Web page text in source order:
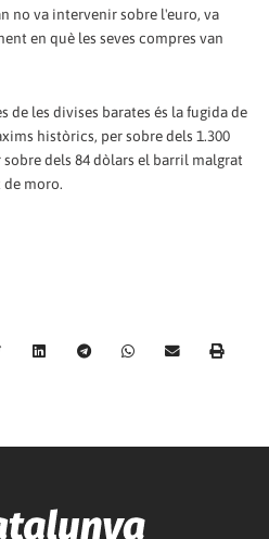
no va intervenir sobre l'euro, va
en què les seves compres van
de les divises barates és la fugida de
històrics, per sobre dels 1.300
dels 84 dòlars el barril malgrat
de moro.